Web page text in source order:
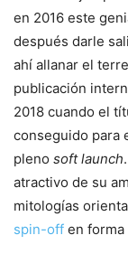
en 2016 este
después darle
ahí allanar el
publicación
2018 cuando el
conseguido para
pleno soft launch
atractivo de su
mitologías
spin-off en forma